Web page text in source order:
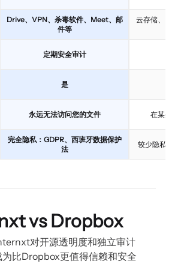
Drive、VPN、杀毒软件、Meet、邮
件等
云存储、
定期安全审计
是
永远无法访问您的文件 在某些
完全隐私：GDPR、西班牙数据保护
法
较少隐私
vs Dropbox
对开源透明度和独立审计
为比Dropbox更值得信赖和安全